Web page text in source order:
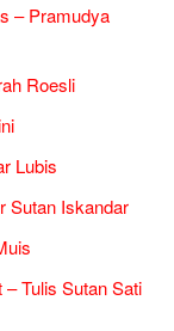
– Pramudya
Roesli
Lubis
Sutan Iskandar
Tulis Sutan Sati